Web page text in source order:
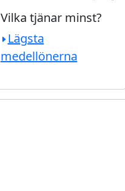
Vilka tjänar minst?
Lägsta
medellönerna